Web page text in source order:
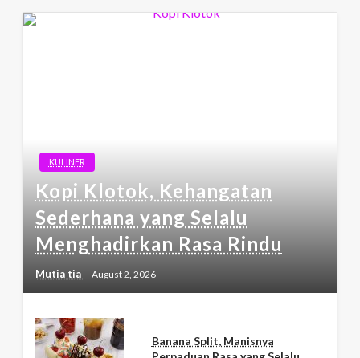
KULINER
Kopi Klotok, Kehangatan
Sederhana yang Selalu
Menghadirkan Rasa Rindu
Mutia tia August 2, 2026
Banana Split, Manisnya